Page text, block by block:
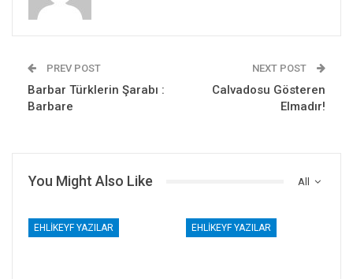
PREV POST
Barbar Türklerin Şarabı :
Barbare
NEXT POST
Calvadosu Gösteren
Elmadır!
All
You Might Also Like
EHLIKEYF YAZILAR EHLIKEYF YAZILAR